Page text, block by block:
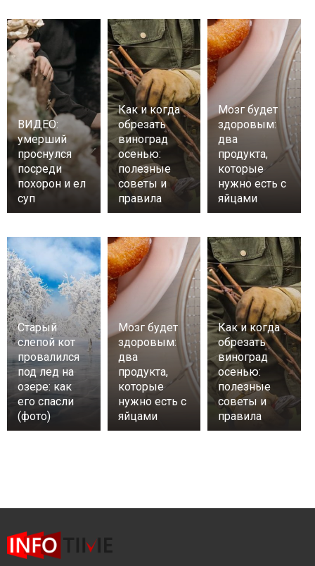
ВИДЕО:
умерший
проснулся
посреди
похорон и ел
суп
Как и когда
обрезать
виноград
осенью:
полезные
советы и
правила
Мозг будет
здоровым:
два
продукта,
которые
нужно есть с
яйцами
Старый
слепой кот
провалился
под лед на
озере: как
его спасли
(фото)
Мозг будет
здоровым:
два
продукта,
которые
нужно есть с
яйцами
Как и когда
обрезать
виноград
осенью:
полезные
советы и
правила